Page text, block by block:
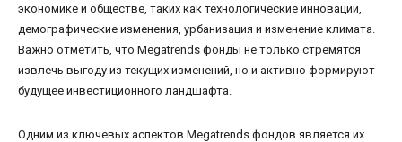
экономике и обществе, таких как технологические инновации,
демографические изменения, урбанизация и изменение климата.
Важно отметить, что Megatrends фонды не только стремятся
извлечь выгоду из текущих изменений, но и активно формируют
будущее инвестиционного ландшафта.
Одним из ключевых аспектов Megatrends фондов является их